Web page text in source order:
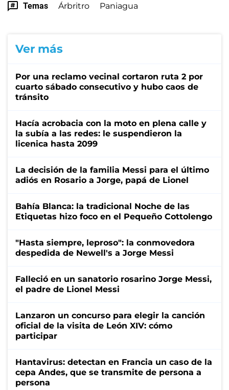
Temas Árbritro Paniagua
Ver más
Por una reclamo vecinal cortaron ruta 2 por
cuarto sábado consecutivo y hubo caos de
tránsito
Hacía acrobacia con la moto en plena calle y
la subía a las redes: le suspendieron la
licenica hasta 2099
La decisión de la familia Messi para el último
adiós en Rosario a Jorge, papá de Lionel
Bahía Blanca: la tradicional Noche de las
Etiquetas hizo foco en el Pequeño Cottolengo
"Hasta siempre, leproso": la conmovedora
despedida de Newell's a Jorge Messi
Falleció en un sanatorio rosarino Jorge Messi,
el padre de Lionel Messi
Lanzaron un concurso para elegir la canción
oficial de la visita de León XIV: cómo
participar
Hantavirus: detectan en Francia un caso de la
cepa Andes, que se transmite de persona a
persona